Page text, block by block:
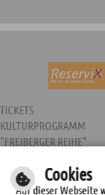
TICKETS
KULTURPROGRAMM
"FREIBERGER REIHE"
Cookies
Auf dieser Webseite